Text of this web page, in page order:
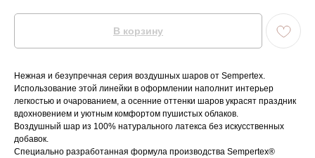
В корзину
Нежная и безупречная серия воздушных шаров от Sempertex.
Использование этой линейки в оформлении наполнит интерьер
легкостью и очарованием, а осенние оттенки шаров украсят праздник
вдохновением и уютным комфортом пушистых облаков.
Воздушный шар из 100% натурального латекса без искусственных
добавок.
Специально разработанная формула производства Sempertex®